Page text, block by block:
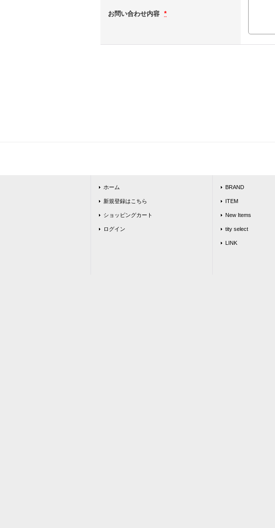
お問い合わせ内容 *
ホーム
新規登録はこちら
ショッピングカート
ログイン
BRAND
ITEM
New Items
tity select
LINK